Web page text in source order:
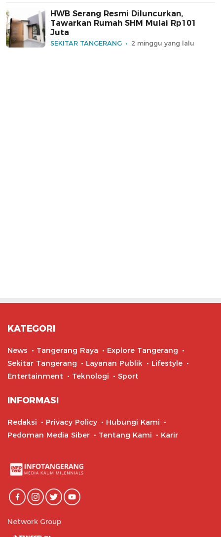
HWB Serang Resmi Diluncurkan,
Tawarkan Rumah SHM Mulai Rp101
Juta
SEKITAR TANGERANG 2 minggu yang lalu
KATEGORI
News Tangerang Raya
Explore Tangerang
Sekitar Tangerang
Layanan Publik
Lifestyle
Entertainment
Teknologi Sport
INFORMASI
Redaksi Privacy Policy
Hubungi Kami
Pedoman Media Siber
Tentang Kami Karir
Network Group